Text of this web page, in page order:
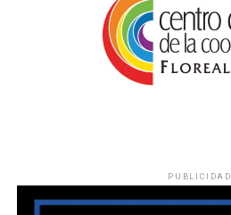
PUBLICIDAD